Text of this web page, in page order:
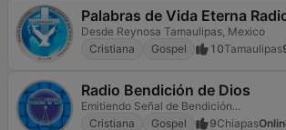
Palabras de Vida Eterna
Desde Reynosa Tamaulipas, Mexico
Cristiana
Gospel 10Tamaulipas
Radio Bendición de Dios
Emitiendo Señal de Bendición...
Cristiana
Gospel 9Chiapas